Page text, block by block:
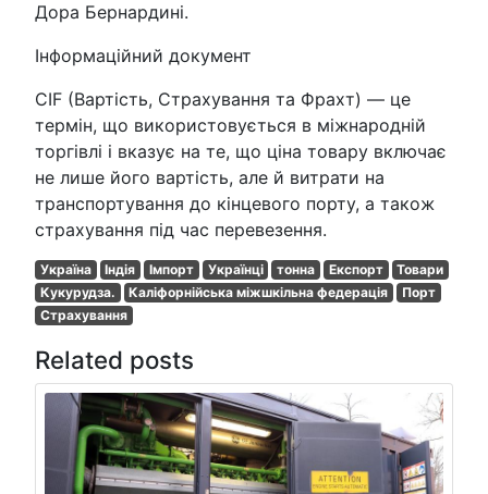
Дора Бернардині.
Інформаційний документ
CIF (Вартість, Страхування та Фрахт) — це
термін, що використовується в міжнародній
торгівлі і вказує на те, що ціна товару включає
не лише його вартість, але й витрати на
транспортування до кінцевого порту, а також
страхування під час перевезення.
Україна Індія Імпорт Українці тонна Експорт
Товари
Кукурудза.
Каліфорнійська міжшкільна федерація
Порт
Страхування
Related posts